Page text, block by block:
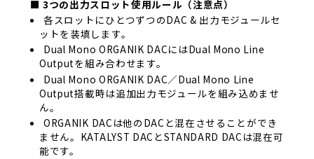
■ 3つの出力スロット使用ルール（注意点）
各スロットにひとつずつのDAC & 出力モジュールセ
ットを装填します。
Dual Mono ORGANIK DACにはDual Mono Line
Outputを組み合わせます。
Dual Mono ORGANIK DAC／Dual Mono Line
Output搭載時は追加出力モジュールを組み込めませ
ん。
ORGANIK DACは他のDACと混在させることができ
ません。KATALYST DACとSTANDARD DACは混在可
能です。